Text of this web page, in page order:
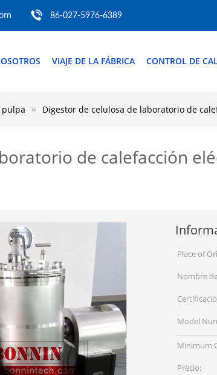
86-027-5976-6389
VIAJE DE LA FÁBRICA CONTROL DE
Digestor de celulosa de laboratorio de
de calefacción
Place of
Nombre
Model
Minimum
Precio: